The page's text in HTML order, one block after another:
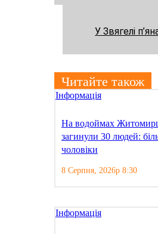
У Звягелі
Читайте також
Інформація
На водоймах
загинули 30 людей:
чоловіки
8 Серпня, 2026р 8:30
Інформація